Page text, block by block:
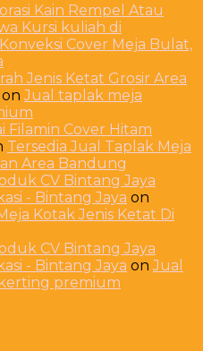
Kain Rempel Atau
Kursi kuliah di
Cover Meja Bulat,
Jenis Ketat Grosir Area
onJual taplak meja
Filamin Cover Hitam
Tersedia Jual Taplak Meja
Area Bandung
CV Bintang Jaya
- Bintang Jaya on
Kotak Jenis Ketat Di
CV Bintang Jaya
- Bintang Jaya onJual
premium